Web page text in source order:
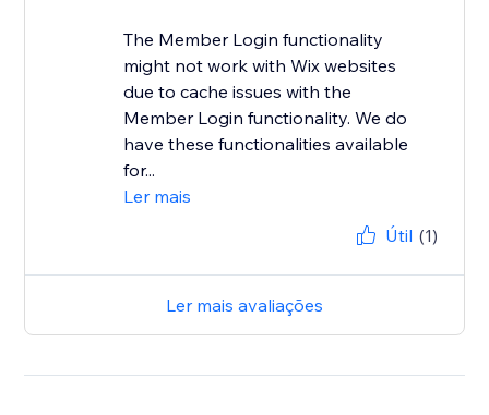
The Member Login functionality
might not work with Wix websites
due to cache issues with the
Member Login functionality. We do
have these functionalities available
for...
Ler mais
Útil (1)
Ler mais avaliações